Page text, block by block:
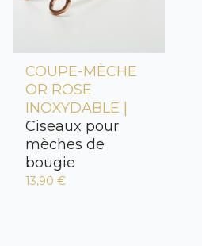
COUPE-MÈCHE
OR ROSE
INOXYDABLE |
Ciseaux pour
mèches de
bougie
13,90 €